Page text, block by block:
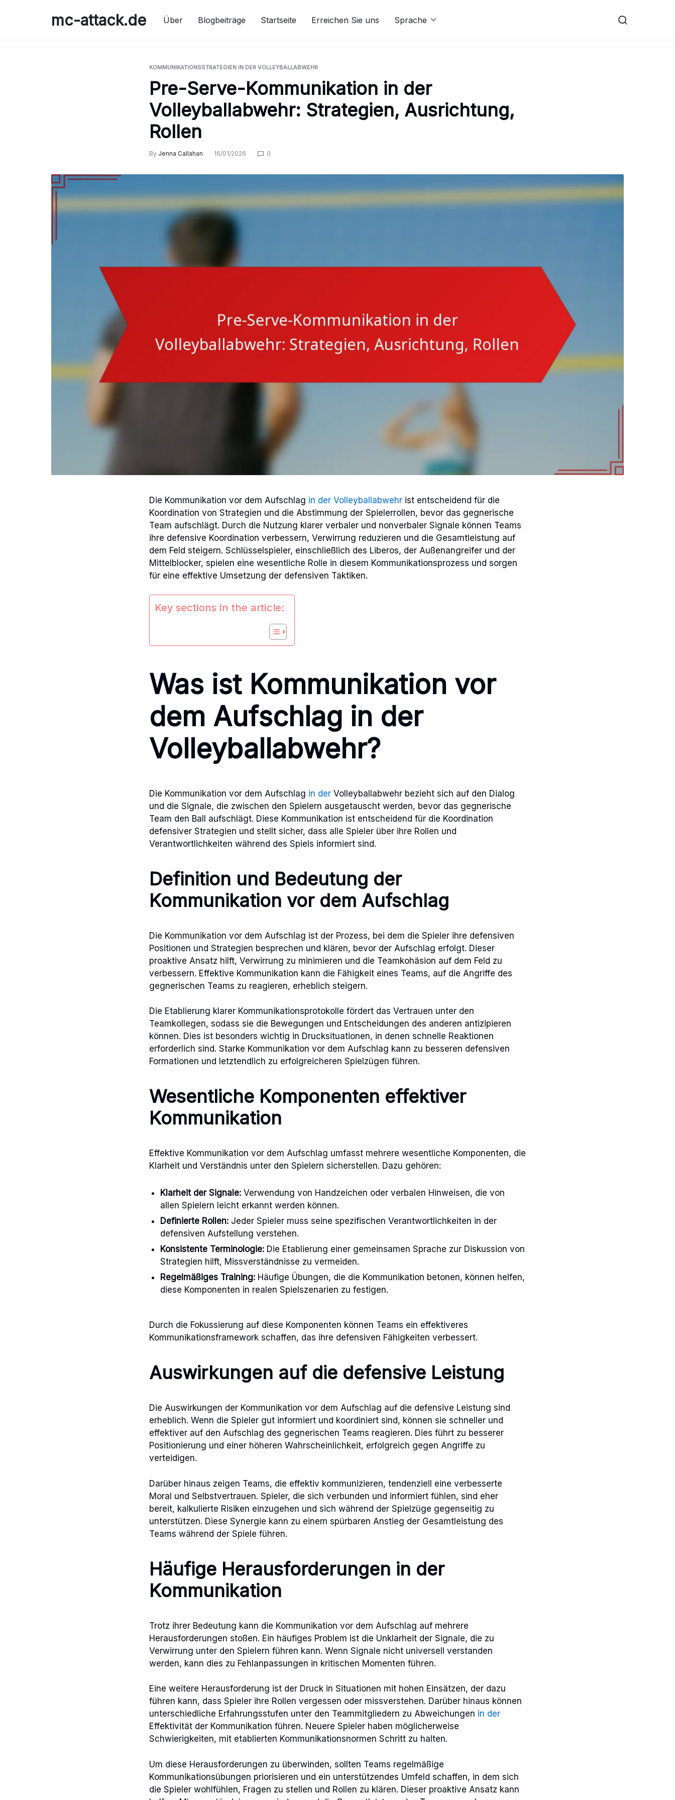
mc-attack.de Über Blogbeiträge Startseite Erreichen Sie uns Sprache
KOMMUNIKATIONSSTRATEGIEN IN DER VOLLEYBALLABWEHR
Pre-Serve-Kommunikation in der
Volleyballabwehr: Strategien, Ausrichtung,
Rollen
By Jenna Callahan 16/01/2026 0
Die Kommunikation vor dem Aufschlag in der Volleyballabwehr ist entscheidend für die
Koordination von Strategien und die Abstimmung der Spielerrollen, bevor das gegnerische
Team aufschlägt. Durch die Nutzung klarer verbaler und nonverbaler Signale können Teams
ihre defensive Koordination verbessern, Verwirrung reduzieren und die Gesamtleistung auf
dem Feld steigern. Schlüsselspieler, einschließlich des Liberos, der Außenangreifer und der
Mittelblocker, spielen eine wesentliche Rolle in diesem Kommunikationsprozess und sorgen
für eine effektive Umsetzung der defensiven Taktiken.
Key sections in the article:
Was ist Kommunikation vor
dem Aufschlag in der
Volleyballabwehr?
Die Kommunikation vor dem Aufschlag in der Volleyballabwehr bezieht sich auf den Dialog
und die Signale, die zwischen den Spielern ausgetauscht werden, bevor das gegnerische
Team den Ball aufschlägt. Diese Kommunikation ist entscheidend für die Koordination
defensiver Strategien und stellt sicher, dass alle Spieler über ihre Rollen und
Verantwortlichkeiten während des Spiels informiert sind.
Definition und Bedeutung der
Kommunikation vor dem Aufschlag
Die Kommunikation vor dem Aufschlag ist der Prozess, bei dem die Spieler ihre defensiven
Positionen und Strategien besprechen und klären, bevor der Aufschlag erfolgt. Dieser
proaktive Ansatz hilft, Verwirrung zu minimieren und die Teamkohäsion auf dem Feld zu
verbessern. Effektive Kommunikation kann die Fähigkeit eines Teams, auf die Angriffe des
gegnerischen Teams zu reagieren, erheblich steigern.
Die Etablierung klarer Kommunikationsprotokolle fördert das Vertrauen unter den
Teamkollegen, sodass sie die Bewegungen und Entscheidungen des anderen antizipieren
können. Dies ist besonders wichtig in Drucksituationen, in denen schnelle Reaktionen
erforderlich sind. Starke Kommunikation vor dem Aufschlag kann zu besseren defensiven
Formationen und letztendlich zu erfolgreicheren Spielzügen führen.
Wesentliche Komponenten effektiver
Kommunikation
Effektive Kommunikation vor dem Aufschlag umfasst mehrere wesentliche Komponenten, die
Klarheit und Verständnis unter den Spielern sicherstellen. Dazu gehören:
Klarheit der Signale: Verwendung von Handzeichen oder verbalen Hinweisen, die von
allen Spielern leicht erkannt werden können.
Definierte Rollen: Jeder Spieler muss seine spezifischen Verantwortlichkeiten in der
defensiven Aufstellung verstehen.
Konsistente Terminologie: Die Etablierung einer gemeinsamen Sprache zur Diskussion von
Strategien hilft, Missverständnisse zu vermeiden.
Regelmäßiges Training: Häufige Übungen, die die Kommunikation betonen, können helfen,
diese Komponenten in realen Spielszenarien zu festigen.
Durch die Fokussierung auf diese Komponenten können Teams ein effektiveres
Kommunikationsframework schaffen, das ihre defensiven Fähigkeiten verbessert.
Auswirkungen auf die defensive Leistung
Die Auswirkungen der Kommunikation vor dem Aufschlag auf die defensive Leistung sind
erheblich. Wenn die Spieler gut informiert und koordiniert sind, können sie schneller und
effektiver auf den Aufschlag des gegnerischen Teams reagieren. Dies führt zu besserer
Positionierung und einer höheren Wahrscheinlichkeit, erfolgreich gegen Angriffe zu
verteidigen.
Darüber hinaus zeigen Teams, die effektiv kommunizieren, tendenziell eine verbesserte
Moral und Selbstvertrauen. Spieler, die sich verbunden und informiert fühlen, sind eher
bereit, kalkulierte Risiken einzugehen und sich während der Spielzüge gegenseitig zu
unterstützen. Diese Synergie kann zu einem spürbaren Anstieg der Gesamtleistung des
Teams während der Spiele führen.
Häufige Herausforderungen in der
Kommunikation
Trotz ihrer Bedeutung kann die Kommunikation vor dem Aufschlag auf mehrere
Herausforderungen stoßen. Ein häufiges Problem ist die Unklarheit der Signale, die zu
Verwirrung unter den Spielern führen kann. Wenn Signale nicht universell verstanden
werden, kann dies zu Fehlanpassungen in kritischen Momenten führen.
Eine weitere Herausforderung ist der Druck in Situationen mit hohen Einsätzen, der dazu
führen kann, dass Spieler ihre Rollen vergessen oder missverstehen. Darüber hinaus können
unterschiedliche Erfahrungsstufen unter den Teammitgliedern zu Abweichungen in der
Effektivität der Kommunikation führen. Neuere Spieler haben möglicherweise
Schwierigkeiten, mit etablierten Kommunikationsnormen Schritt zu halten.
Um diese Herausforderungen zu überwinden, sollten Teams regelmäßige
Kommunikationsübungen priorisieren und ein unterstützendes Umfeld schaffen, in dem sich
die Spieler wohlfühlen, Fragen zu stellen und Rollen zu klären. Dieser proaktive Ansatz kann